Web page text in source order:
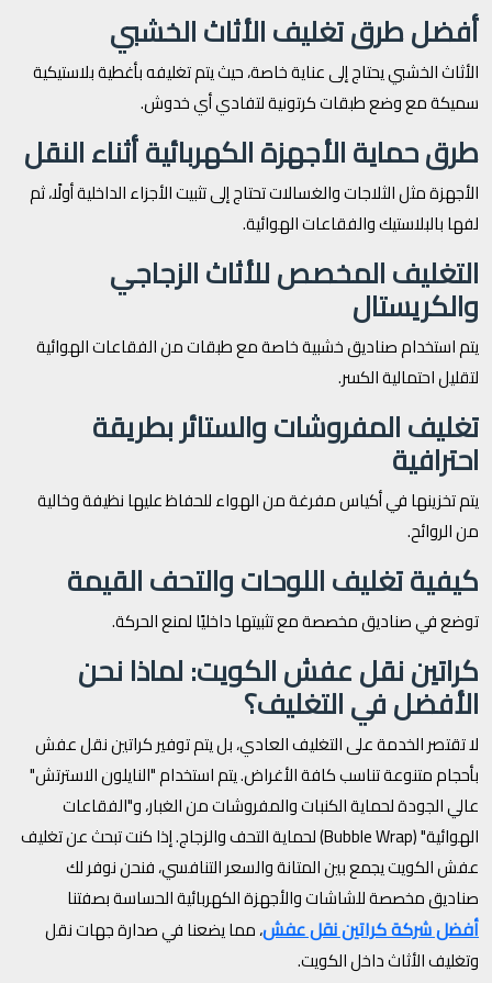
أفضل طرق تغليف الأثاث الخشبي
الأثاث الخشبي يحتاج إلى عناية خاصة، حيث يتم تغليفه بأغطية بلاستيكية
سميكة مع وضع طبقات كرتونية لتفادي أي خدوش.
طرق حماية الأجهزة الكهربائية أثناء النقل
الأجهزة مثل الثلاجات والغسالات تحتاج إلى تثبيت الأجزاء الداخلية أولًا، ثم
لفها بالبلاستيك والفقاعات الهوائية.
التغليف المخصص للأثاث الزجاجي
والكريستال
يتم استخدام صناديق خشبية خاصة مع طبقات من الفقاعات الهوائية
لتقليل احتمالية الكسر.
تغليف المفروشات والستائر بطريقة
احترافية
يتم تخزينها في أكياس مفرغة من الهواء للحفاظ عليها نظيفة وخالية
من الروائح.
كيفية تغليف اللوحات والتحف القيمة
توضع في صناديق مخصصة مع تثبيتها داخليًا لمنع الحركة.
كراتين نقل عفش الكويت: لماذا نحن
الأفضل في التغليف؟
لا تقتصر الخدمة على التغليف العادي، بل يتم توفير كراتين نقل عفش
بأحجام متنوعة تناسب كافة الأغراض. يتم استخدام "النايلون الاسترتش"
عالي الجودة لحماية الكنبات والمفروشات من الغبار، و"الفقاعات
الهوائية" (Bubble Wrap) لحماية التحف والزجاج. إذا كنت تبحث عن تغليف
عفش الكويت يجمع بين المتانة والسعر التنافسي، فنحن نوفر لك
صناديق مخصصة للشاشات والأجهزة الكهربائية الحساسة بصفتنا
أفضل شركة كراتين نقل عفش، مما يضعنا في صدارة جهات نقل
وتغليف الأثاث داخل الكويت.